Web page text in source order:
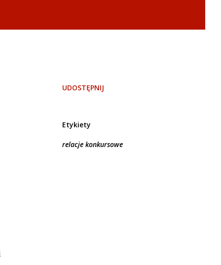
UDOSTĘPNIJ
Etykiety
relacje konkursowe